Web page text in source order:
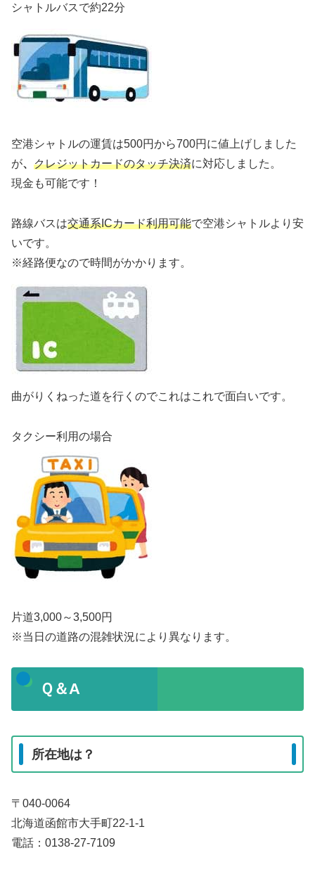
シャトルバスで約22分
空港シャトルの運賃は500円から700円に値上げしました
が、 クレジットカードのタッチ決済に対応しました。
現金も可能です！
路線バスは交通系ICカード利用可能で空港シャトルより安
いです。
※経路便なので時間がかかります。
曲がりくねった道を行くのでこれはこれで面白いです。
タクシー利用の場合
片道3,000～3,500円
※当日の道路の混雑状況により異なります。
Ｑ＆A
所在地は？
〒040-0064
北海道函館市大手町22-1-1
電話：0138-27-7109